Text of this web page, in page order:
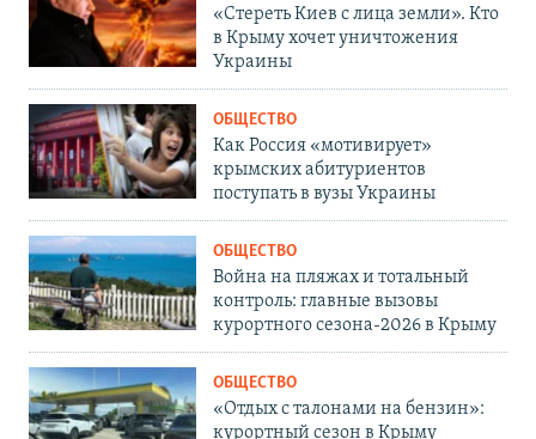
«Стереть Киев с лица земли». Кто
в Крыму хочет уничтожения
Украины
ОБЩЕСТВО
Как Россия «мотивирует»
крымских абитуриентов
поступать в вузы Украины
ОБЩЕСТВО
Война на пляжах и тотальный
контроль: главные вызовы
курортного сезона-2026 в Крыму
ОБЩЕСТВО
«Отдых с талонами на бензин»:
курортный сезон в Крыму